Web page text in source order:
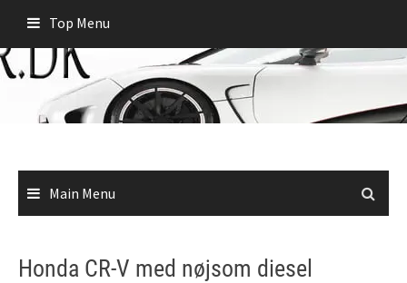
content
Top Menu
Main Menu
Honda CR-V med nøjsom diesel